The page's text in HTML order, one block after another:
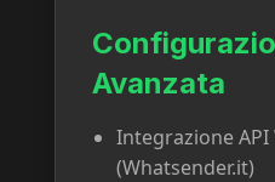
Avanzata
Integrazione API
(Whatsender.it)